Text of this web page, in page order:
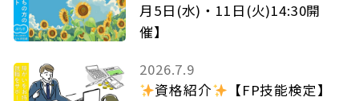
月5日(水)・11日(火)14:30開
催】
2026.7.9
資格紹介
【FP技能検定】